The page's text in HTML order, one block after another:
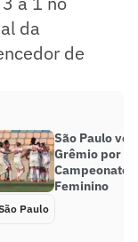
da
de
São Paulo
Grêmio por 3
Campeonato
Feminino
Paulo